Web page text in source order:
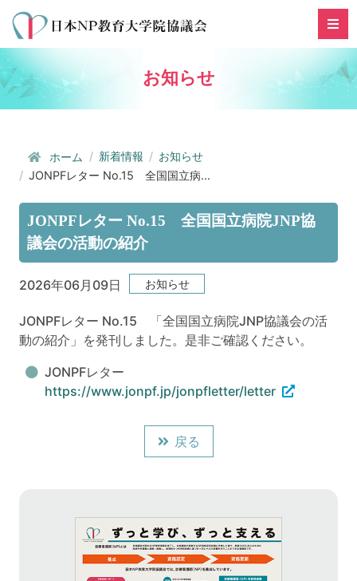
お知らせ
ホーム 新着情報
お知らせ
JONPFレター No.15 全国国立病...
JONPFレター No.15 全国国立病院JNP協
議会の活動の紹介
2026年06月09日 お知らせ
JONPFレター No.15 「全国国立病院JNP協議会の活
動の紹介」を発刊しました。是非ご確認ください。
JONPFレター
https://www.jonpf.jp/jonpfletter/letter
戻る